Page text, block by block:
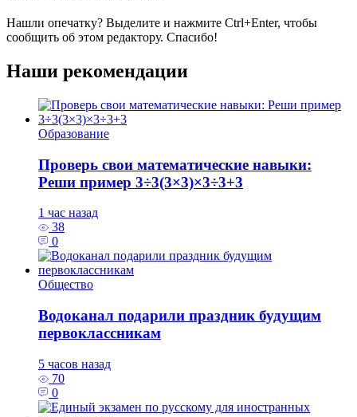
Нашли опечатку? Выделите и нажмите Ctrl+Enter, чтобы
сообщить об этом редактору. Спасибо!
Наши рекомендации
Образование
Проверь свои математические навыки:
Реши пример 3÷3(3×3)×3÷3+3
1 час назад
38
0
Общество
Водоканал подарили праздник будущим
первоклассникам
5 часов назад
70
0